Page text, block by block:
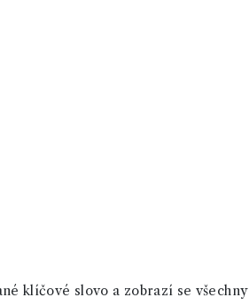
klíčové slovo a zobrazí se všechny